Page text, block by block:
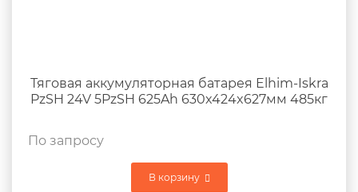
Тяговая аккумуляторная батарея Elhim-Iskra
PzSH 24V 5PzSH 625Ah 630x424x627мм 485кг
По запросу
В корзину